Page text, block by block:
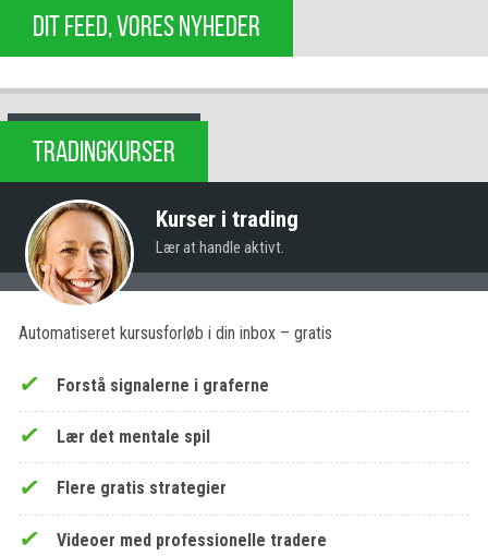
DIT FEED, VORES NYHEDER
TRADINGKURSER
Kurser i trading
Lær at handle aktivt.
Automatiseret kursusforløb i din inbox – gratis
Forstå signalerne i graferne
Lær det mentale spil
Flere gratis strategier
Videoer med professionelle tradere